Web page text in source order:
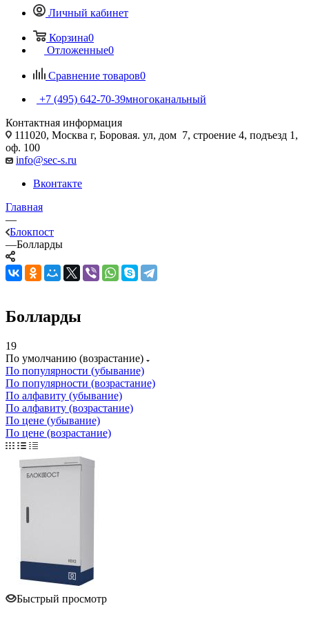
Личный кабинет
Корзина0
Отложенные0
Сравнение товаров0
+7 (495) 642-70-39многоканальный
Контактная информация
111020, Москва г, Боровая. ул, дом 7, строение 4, подъезд 1,
оф. 100
info@sec-s.ru
Вконтакте
Главная
—
Блокпост
—Болларды
Болларды
19
По умолчанию (возрастание)
По популярности (убывание)
По популярности (возрастание)
По алфавиту (убывание)
По алфавиту (возрастание)
По цене (убывание)
По цене (возрастание)
Быстрый просмотр